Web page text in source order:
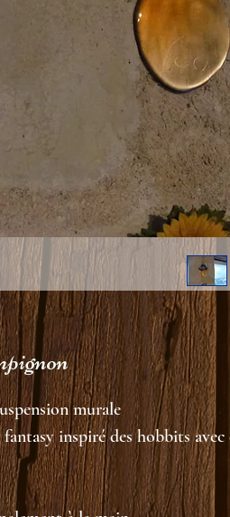
murale
inspiré des hobbits avec